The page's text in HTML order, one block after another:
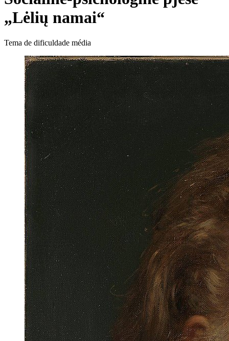
„Lėlių namai“
Tema de dificuldade média